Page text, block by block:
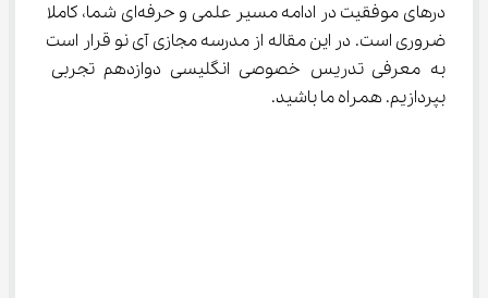
درهای موفقیت در ادامه مسیر علمی و حرفه‌ای شما، کاملا
ضروری است. در این مقاله از مدرسه مجازی آی نو قرار است
به معرفی تدریس خصوصی انگلیسی دوازدهم تجربی
بپردازیم. همراه ما باشید.